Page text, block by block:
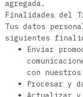
agregada.
Finalidades del
Tus datos
siguientes
Enviar
con
Procesar y